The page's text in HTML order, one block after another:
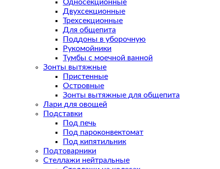
Односекционные
Двухсекционные
Трехсекционные
Для общепита
Поддоны в уборочную
Рукомойники
Тумбы с моечной ванной
Зонты вытяжные
Пристенные
Островные
Зонты вытяжные для общепита
Лари для овощей
Подставки
Под печь
Под пароконвектомат
Под кипятильник
Подтоварники
Стеллажи нейтральные